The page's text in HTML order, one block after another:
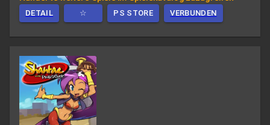
DETAIL ☆ PS STORE VERBUNDEN